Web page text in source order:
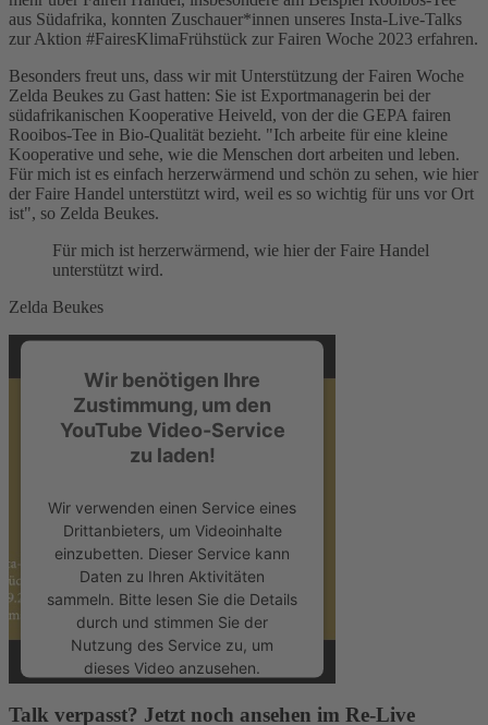
aus Südafrika, konnten Zuschauer*innen unseres Insta-Live-Talks
zur Aktion #FairesKlimaFrühstück zur Fairen Woche 2023 erfahren.
Besonders freut uns, dass wir mit Unterstützung der Fairen Woche
Zelda Beukes zu Gast hatten: Sie ist Exportmanagerin bei der
südafrikanischen Kooperative Heiveld, von der die GEPA fairen
Rooibos-Tee in Bio-Qualität bezieht. "Ich arbeite für eine kleine
Kooperative und sehe, wie die Menschen dort arbeiten und leben.
Für mich ist es einfach herzerwärmend und schön zu sehen, wie hier
der Faire Handel unterstützt wird, weil es so wichtig für uns vor Ort
ist", so Zelda Beukes.
Für mich ist herzerwärmend, wie hier der Faire Handel
unterstützt wird.
Zelda Beukes
Wir benötigen Ihre
Zustimmung, um den
YouTube Video-Service
zu laden!
Wir verwenden einen Service eines
Drittanbieters, um Videoinhalte
einzubetten. Dieser Service kann
Daten zu Ihren Aktivitäten
sammeln. Bitte lesen Sie die Details
durch und stimmen Sie der
Nutzung des Service zu, um
dieses Video anzusehen.
Talk verpasst? Jetzt noch ansehen im Re-Live